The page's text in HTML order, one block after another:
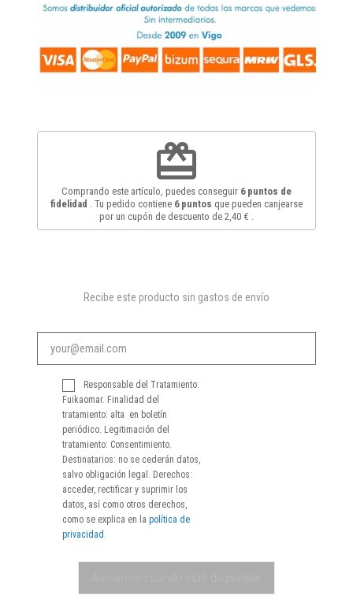
redeem
Comprando este artículo, puedes conseguir 6puntos de
fidelidad
. Tu pedido contiene 6puntos que pueden canjearse
por un cupón de descuento de 2,40 €
Recibe este producto sin gastos de envío
Responsable del Tratamiento:
Fuikaomar. Finalidad del
tratamiento: alta en boletín
periódico. Legitimación del
tratamiento: Consentimiento.
Destinatarios: no se cederán datos,
salvo obligación legal. Derechos:
acceder, rectificar y suprimir los
datos, así como otros derechos,
como se explica en la política de
privacidad .